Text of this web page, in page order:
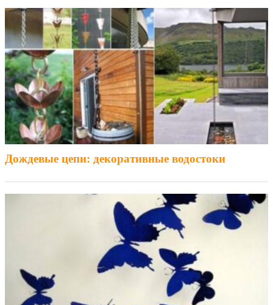
Дождевые цепи: декоративные водостоки